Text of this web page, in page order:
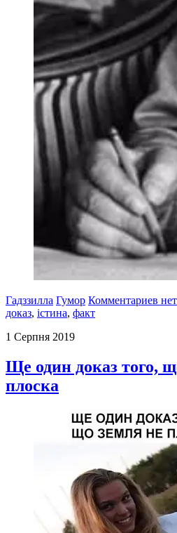
Гадззилла Гумор Комментариев нет
доказ, істина, факт
1 Серпня 2019
Ще один доказ того,
плоска